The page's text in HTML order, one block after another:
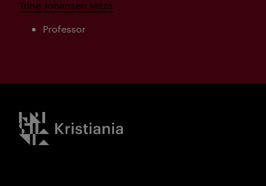
Trine Johansen Meza
Professor
Kristiania logo